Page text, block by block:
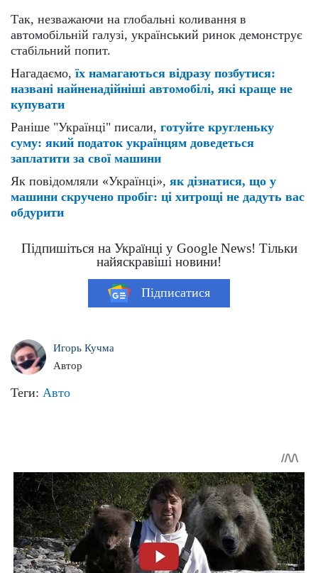
Так, незважаючи на глобальні коливання в
автомобільній галузі, український ринок демонструє
стабільний попит.
Нагадаємо, їх намагаються відразу позбутися:
названі найненадійніші автомобілі, які краще не
купувати
Раніше "Українці" писали, готуйте кругленьку
суму: який податок українцям доведеться
заплатити за свої машини
Як повідомляли «Українці», як дізнатися, що у
машини скручено пробіг: ці хитрощі не дадуть вас
обдурити
Підпишіться на Українці у Google News! Тільки
найяскравіші новини!
Підписатися
Игорь Кучма
Автор
Теги: Авто